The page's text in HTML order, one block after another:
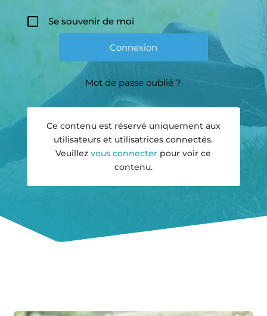
Se souvenir de moi
Mot de passe oublié ?
Ce contenu est réservé uniquement aux
utilisateurs et utilisatrices connectés.
Veuillezvous connecter pour voir ce
contenu.